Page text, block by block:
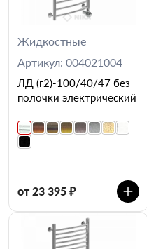
Жидкостные
Артикул: 004021004
ЛД (г2)-100/40/47 без
полочки электрический
от 23 395 ₽